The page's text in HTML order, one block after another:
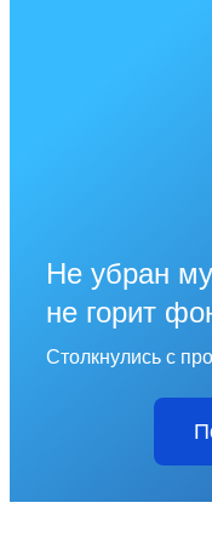
Не убран
не горит
Столкнулись с